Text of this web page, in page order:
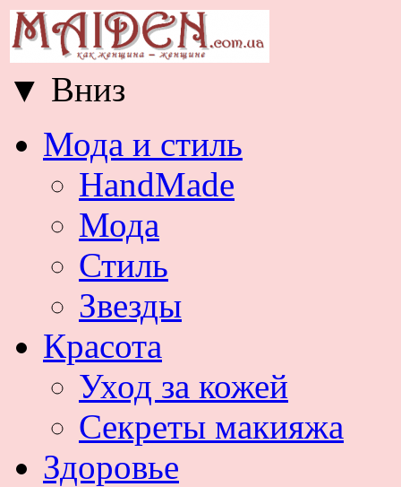
▼ Вниз
Мода и стиль
HandMade
Мода
Стиль
Звезды
Красота
Уход за кожей
Секреты макияжа
Здоровье